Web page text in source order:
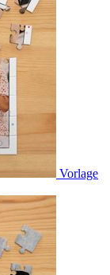
Vorlage